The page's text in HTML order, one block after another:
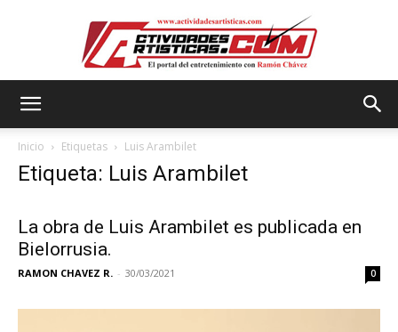
Inicio Etiquetas Luis Arambilet
Etiqueta: Luis Arambilet
La obra de Luis Arambilet es publicada en
Bielorrusia.
RAMON CHAVEZ R. - 30/03/2021 0